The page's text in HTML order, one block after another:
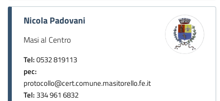
Nicola Padovani
Masi al Centro
Tel:0532 819113
pec:
protocollo@cert.comune.masitorello.fe.it
Tel: 334 961 6832